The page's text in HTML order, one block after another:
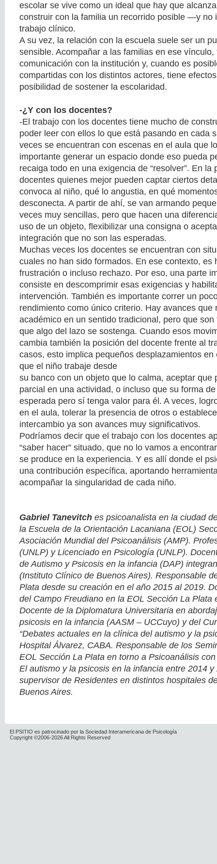
escolar se vive como un ideal que hay que
construir con la familia un recorrido posible —y
trabajo clínico.
A su vez, la relación con la escuela suele ser un
sensible. Acompañar a las familias en ese vínculo,
comunicación con la institución y, cuando es
compartidas con los distintos actores, tiene
posibilidad de sostener la escolaridad.
-¿Y con los docentes?
-El trabajo con los docentes tiene mucho de
poder leer con ellos lo que está pasando en cada
veces se encuentran con escenas en el aula que
importante generar un espacio donde eso pueda
recaiga todo en una exigencia de “resolver”. En la
docentes quienes mejor pueden captar ciertos
convoca al niño, qué lo angustia, en qué
desconecta. A partir de ahí, se van armando
veces muy sencillas, pero que hacen una
uso de un objeto, flexibilizar una consigna o
integración que no son las esperadas.
Muchas veces los docentes se encuentran con
cuales no han sido formados. En ese contexto, es
frustración o incluso rechazo. Por eso, una parte
consiste en descomprimir esas exigencias y
intervención. También es importante correr un
rendimiento como único criterio. Hay avances que
académico en un sentido tradicional, pero que
que algo del lazo se sostenga. Cuando esos
cambia también la posición del docente frente al
casos, esto implica pequeños desplazamientos
que el niño trabaje desde
su banco con un objeto que lo calma, aceptar que
parcial en una actividad, o incluso que su forma
esperada pero sí tenga valor para él. A veces,
en el aula, tolerar la presencia de otros o
intercambio ya son avances muy significativos.
Podríamos decir que el trabajo con los docentes
“saber hacer” situado, que no lo vamos a
se produce en la experiencia. Y es allí donde el
una contribución específica, aportando
acompañar la singularidad de cada niño.
Gabriel Tanevitch es psicoanalista en la ciudad
la Escuela de la Orientación Lacaniana (EOL)
Asociación Mundial del Psicoanálisis (AMP).
(UNLP) y Licenciado en Psicología (UNLP).
de Autismo y Psicosis en la infancia (DAP)
(Instituto Clínico de Buenos Aires). Responsable
Plata desde su creación en el año 2015 al 2019.
del Campo Freudiano en la EOL Sección La Plata
Docente de la Diplomatura Universitaria en
psicosis en la infancia (AASM – UCCuyo) y del
“Debates actuales en la clínica del autismo y la
Hospital Álvarez, CABA. Responsable de los
EOL Sección La Plata en torno a Psicoanálisis
El autismo y la psicosis en la infancia entre 2014
supervisor de Residentes en distintos hospitales
Buenos Aires.
El PSITIO es patrocinado por la Sociedad Interamericana de Psicología
Copyright ©2006-2026 All Rights Reserved